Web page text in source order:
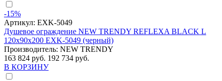
-15%
Артикул: EXK-5049
Душевое ограждение NEW TRENDY REFLEXA BLACK L
120x90x200 EXK-5049 (черный)
Производитель: NEW TRENDY
163 824 руб. 192 734 руб.
В КОРЗИНУ